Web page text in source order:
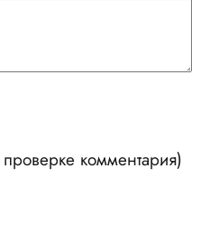
комментария)